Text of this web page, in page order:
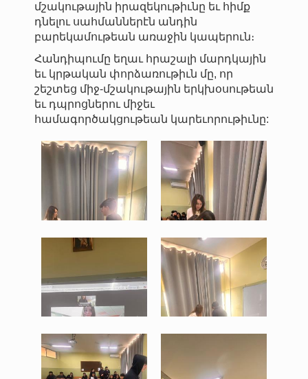
մշակութային իրազեկութիւնը եւ հիմք
դնելու սահմաններէն անդին
բարեկամութեան առաջին կապերուն։
Հանդիպումը եղաւ հրաշալի մարդկային
եւ կրթական փորձառութիւն մը, որ
շեշտեց միջ-մշակութային երկխօսութեան
եւ դպրոցներու միջեւ
համագործակցութեան կարեւորութիւնը:
WhatsApp Image 2026-03-
02 at 10.04.32.jpeg
187 KB
WhatsApp Image 2026-03-
02 at 10.04.33 (1).jpeg
185 KB
83 KB
View
WhatsApp Image 2026-03-
02 at 10.04.33 (3).jpeg
171 KB
View
WhatsApp Image 2026-03-
02 at 10.04.33 (4).jpeg
153 KB
152 KB